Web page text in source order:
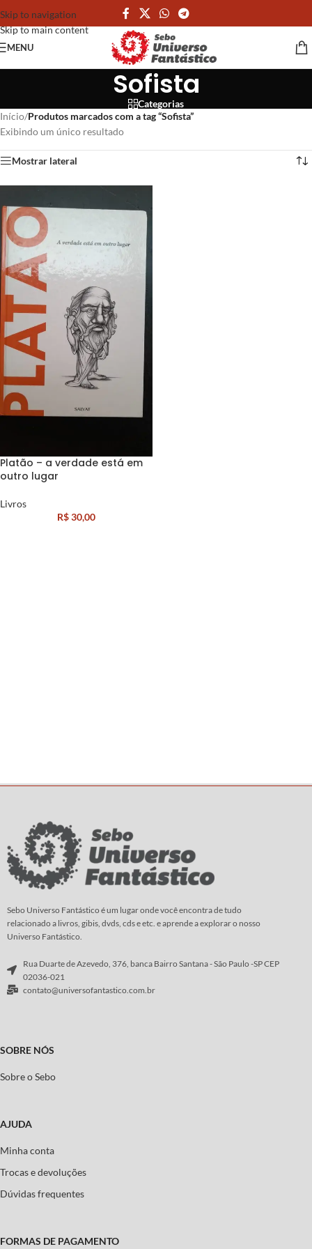
Skip to navigation
Skip to main content
MENU
Sofista
Categorias
Início/Produtos marcados com a tag “Sofista”
Exibindo um único resultado
Mostrar lateral
Platão – a verdade está em
outro lugar
Livros
R$30,00
Sebo Universo Fantástico é um lugar onde você encontra de tudo
relacionado a livros, gibis, dvds, cds e etc. e aprende a explorar o nosso
Universo Fantástico.
Rua Duarte de Azevedo, 376, banca Bairro Santana - São Paulo -SP CEP
02036-021
contato@universofantastico.com.br
SOBRE NÓS
Sobre o Sebo
AJUDA
Minha conta
Trocas e devoluções
Dúvidas frequentes
FORMAS DE PAGAMENTO